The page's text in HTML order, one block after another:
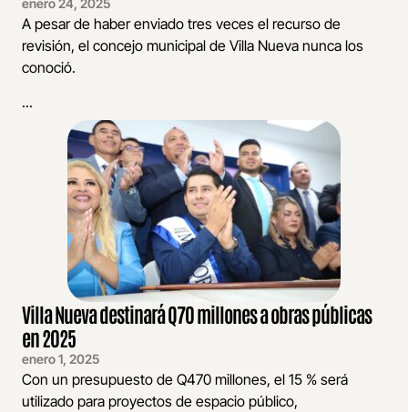
A pesar de haber enviado tres veces el recurso de
revisión, el concejo municipal de Villa Nueva nunca los
conoció.
...
Villa Nueva destinará Q70 millones a obras públicas
en 2025
enero 1, 2025
Con un presupuesto de Q470 millones, el 15 % será
utilizado para proyectos de espacio público,